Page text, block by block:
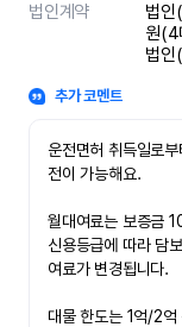
법인계약
법인
원(4
법인
추가 코멘트
운전면허 취득일로
전이 가능해요.
월대여료는 보증금
신용등급에 따라 담
여료가 변경됩니다.
대물 한도는 1억/2억